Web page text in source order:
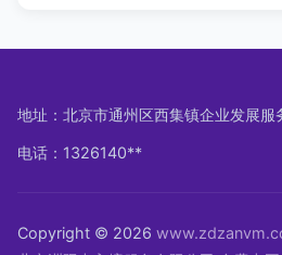
地址：北京市通州区西集镇企业发展
电话：1326140**
Copyright © 2026